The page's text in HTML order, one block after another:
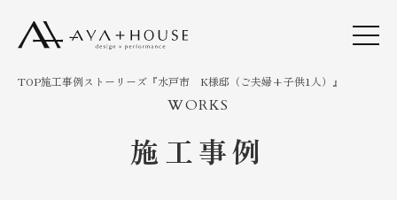
TOP施工事例ストーリーズ『水戸市 K様邸（ご夫婦+子供1人）』
WORKS
施工事例